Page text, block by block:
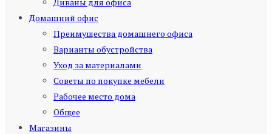
Домашний офис
Преимущества домашнего офиса
Варианты обустройства
Уход за материалами
Советы по покупке мебели
Рабочее место дома
Общее
Магазины